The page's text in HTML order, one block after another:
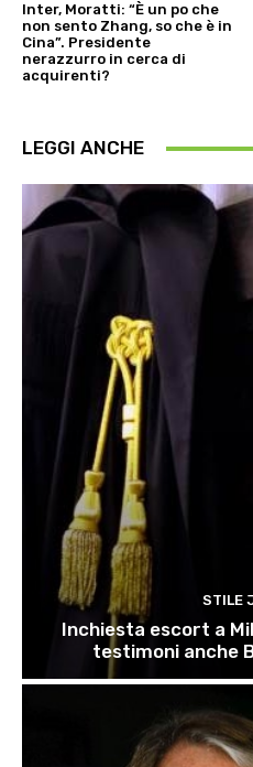
Inter, Moratti: “È un po che
non sento Zhang, so che è in
Cina”. Presidente
nerazzurro in cerca di
acquirenti?
LEGGI ANCHE
STILE
Inchiesta escort a
testimoni anche